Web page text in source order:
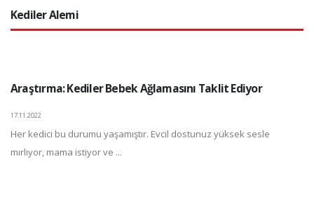
Kediler Alemi
Araştırma: Kediler Bebek Ağlamasını Taklit Ediyor
17.11.2022
Her kedici bu durumu yaşamıştır. Evcil dostunuz yüksek sesle
mırlıyor, mama istiyor ve ...